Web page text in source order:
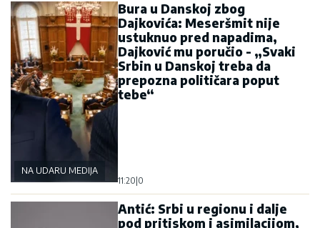
NA UDARU MEDIJA
Bura u Danskoj zbog
Dajkovića: Meseršmit nije
ustuknuo pred napadima,
Dajković mu poručio - „Svaki
Srbin u Danskoj treba da
prepozna političara poput
tebe“
11:20 0
Antić: Srbi u regionu i dalje
pod pritiskom i asimilacijom,